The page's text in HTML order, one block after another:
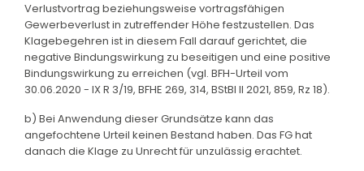
Verlustvortrag beziehungsweise vortragsfähigen
Gewerbeverlust in zutreffender Höhe festzustellen. Das
Klagebegehren ist in diesem Fall darauf gerichtet, die
negative Bindungswirkung zu beseitigen und eine positive
Bindungswirkung zu erreichen (vgl. BFH-Urteil vom
30.06.2020 - IX R 3/19, BFHE 269, 314, BStBl II 2021, 859, Rz 18).
b) Bei Anwendung dieser Grundsätze kann das
angefochtene Urteil keinen Bestand haben. Das FG hat
danach die Klage zu Unrecht für unzulässig erachtet.